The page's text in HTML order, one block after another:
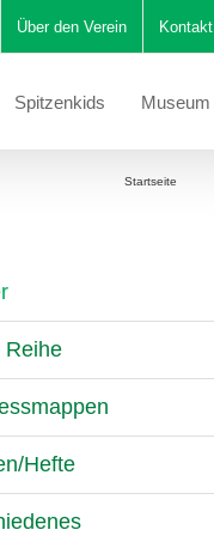
Über den Verein Kontakt
Spitzenkids Museum
Startseite
Reihe
Hefte